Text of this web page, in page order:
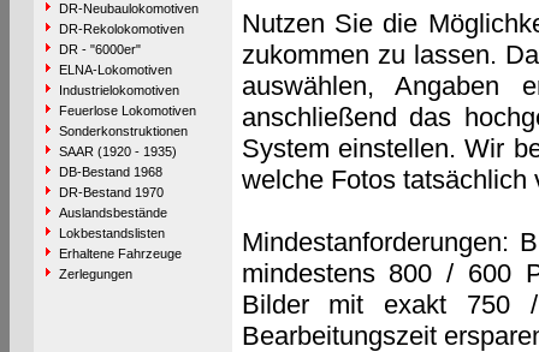
DR-Neubaulokomotiven
DR-Rekolokomotiven
DR - "6000er"
ELNA-Lokomotiven
Industrielokomotiven
Feuerlose Lokomotiven
Sonderkonstruktionen
SAAR (1920 - 1935)
DB-Bestand 1968
DR-Bestand 1970
Auslandsbestände
Lokbestandslisten
Erhaltene Fahrzeuge
Zerlegungen
Nutzen Sie die
zukommen zu lassen.
auswählen, Angaben
anschließend das
System einstellen. Wir
welche Fotos tatsächlich
Mindestanforderungen:
mindestens 800 / 600
Bilder mit exakt 750
Bearbeitungszeit